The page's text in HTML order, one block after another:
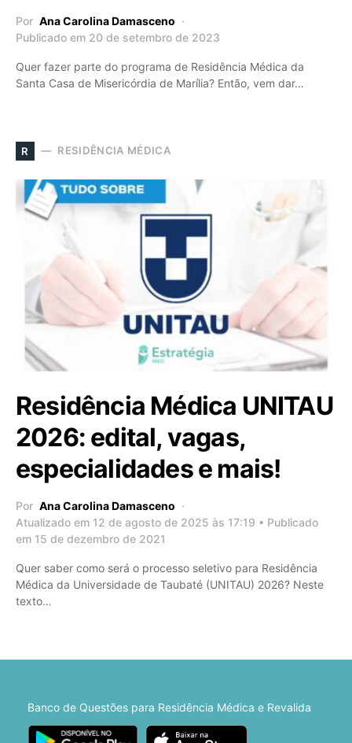
Por Ana Carolina Damasceno
Publicado em 20 de setembro de 2023
Quer fazer parte do programa de Residência Médica da
Santa Casa de Misericórdia de Marília? Então, vem dar…
R RESIDÊNCIA MÉDICA
Residência Médica UNITAU
2026: edital, vagas,
especialidades e mais!
Por Ana Carolina Damasceno
Atualizado em 12 de agosto de 2025 às 17:19 • Publicado
em 15 de dezembro de 2021
Quer saber como será o processo seletivo para Residência
Médica da Universidade de Taubaté (UNITAU) 2026? Neste
texto…
Banco de Questões para Residência Médica e Revalida